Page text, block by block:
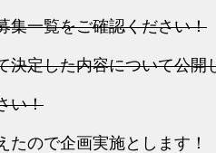
集一覧をご確認ください！
決定した内容について公開
い！
ので企画実施とします！